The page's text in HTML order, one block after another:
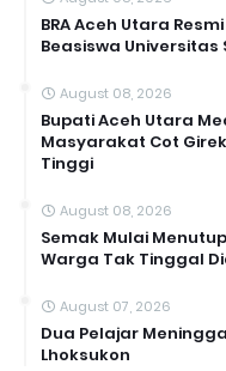
BRA Aceh Utara
Beasiswa Universitas
August 08, 2026
Bupati Aceh Utara
Masyarakat Cot
Tinggi
August 08, 2026
Semak Mulai
Warga Tak Tinggal
August 07, 2026
Dua Pelajar
Lhoksukon